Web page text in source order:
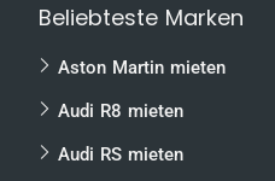
Beliebteste Marken
Aston Martin mieten
Audi R8 mieten
Audi RS mieten